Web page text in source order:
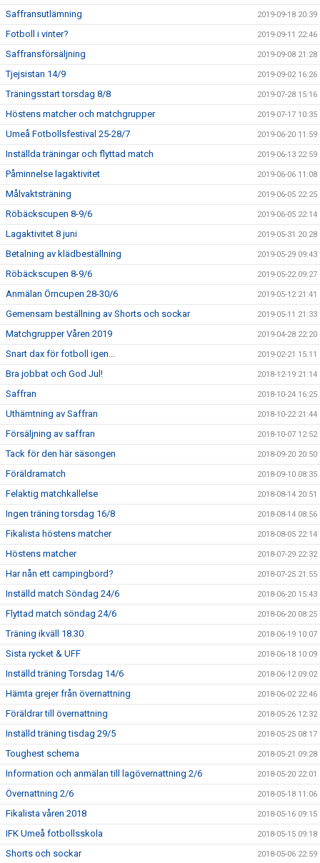
Saffransutlämning 2019-09-18 20:39
Fotboll i vinter? 2019-09-11 22:46
Saffransförsäljning 2019-09-08 21:28
Tjejsistan 14/9 2019-09-02 16:26
Träningsstart torsdag 8/8 2019-07-28 15:16
Höstens matcher och matchgrupper 2019-07-17 10:35
Umeå Fotbollsfestival 25-28/7 2019-06-20 11:59
Inställda träningar och flyttad match 2019-06-13 22:59
Påminnelse lagaktivitet 2019-06-06 11:08
Målvaktsträning 2019-06-05 22:25
Röbäckscupen 8-9/6 2019-06-05 22:14
Lagaktivitet 8 juni 2019-05-31 20:28
Betalning av klädbeställning 2019-05-29 09:43
Röbäckscupen 8-9/6 2019-05-22 09:27
Anmälan Örncupen 28-30/6 2019-05-12 21:41
Gemensam beställning av Shorts och sockar 2019-05-11 21:33
Matchgrupper Våren 2019 2019-04-28 22:20
Snart dax för fotboll igen... 2019-02-21 15:11
Bra jobbat och God Jul! 2018-12-19 21:14
Saffran 2018-10-24 16:25
Uthämtning av Saffran 2018-10-22 21:44
Försäljning av saffran 2018-10-07 12:52
Tack för den här säsongen 2018-09-20 20:50
Föräldramatch 2018-09-10 08:35
Felaktig matchkallelse 2018-08-14 20:51
Ingen träning torsdag 16/8 2018-08-14 08:56
Fikalista höstens matcher 2018-08-05 22:14
Höstens matcher 2018-07-29 22:32
Har nån ett campingbord? 2018-07-25 21:55
Inställd match Söndag 24/6 2018-06-20 15:43
Flyttad match söndag 24/6 2018-06-20 08:25
Träning ikväll 18.30 2018-06-19 10:07
Sista rycket & UFF 2018-06-18 10:09
Inställd träning Torsdag 14/6 2018-06-12 09:02
Hämta grejer från övernattning 2018-06-02 22:46
Föräldrar till övernattning 2018-05-26 12:32
Inställd träning tisdag 29/5 2018-05-25 08:17
Toughest schema 2018-05-21 09:28
Information och anmälan till lagövernattning 2/6 2018-05-20 22:01
Övernattning 2/6 2018-05-18 11:06
Fikalista våren 2018 2018-05-16 09:15
IFK Umeå fotbollsskola 2018-05-15 09:18
Shorts och sockar 2018-05-06 22:59